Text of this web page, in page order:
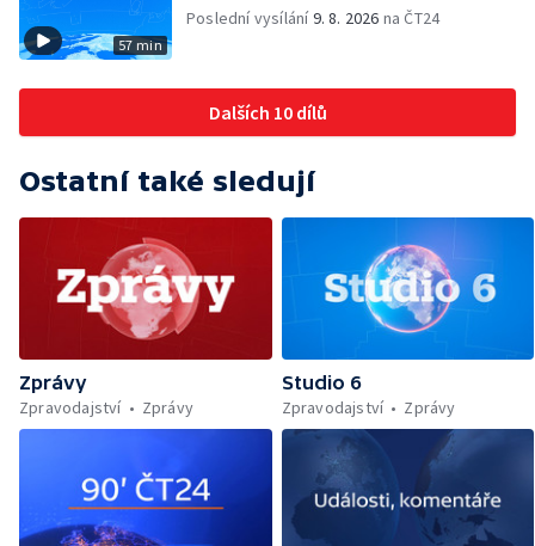
57 min
Poslední vysílání9. 8. 2026 na ČT24
Dalších 10 dílů
Ostatní také sledují
Zprávy
Zpravodajství
Zprávy
Studio 6
Zpravodajství
Zprávy